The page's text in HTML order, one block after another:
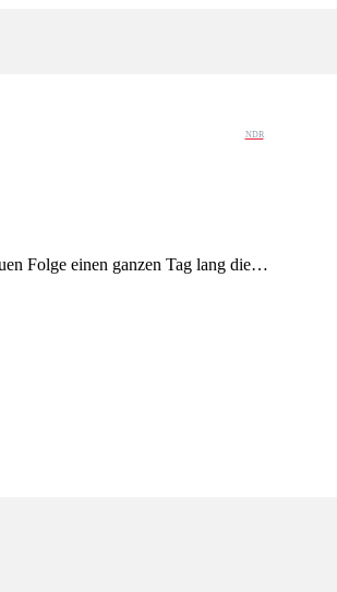
NDR
Folge einen ganzen Tag lang die…